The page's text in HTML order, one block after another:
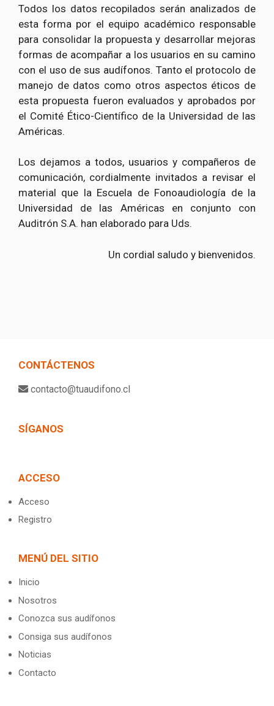
Todos los datos recopilados serán analizados de
esta forma por el equipo académico responsable
para consolidar la propuesta y desarrollar mejoras
formas de acompañar a los usuarios en su camino
con el uso de sus audífonos. Tanto el protocolo de
manejo de datos como otros aspectos éticos de
esta propuesta fueron evaluados y aprobados por
el Comité Ético-Científico de la Universidad de las
Américas.
Los dejamos a todos, usuarios y compañeros de
comunicación, cordialmente invitados a revisar el
material que la Escuela de Fonoaudiología de la
Universidad de las Américas en conjunto con
Auditrón S.A. han elaborado para Uds.
Un cordial saludo y bienvenidos.
CONTÁCTENOS
contacto@tuaudifono.cl
SÍGANOS
ACCESO
Acceso
Registro
MENÚ DEL SITIO
Inicio
Nosotros
Conozca sus audífonos
Consiga sus audífonos
Noticias
Contacto